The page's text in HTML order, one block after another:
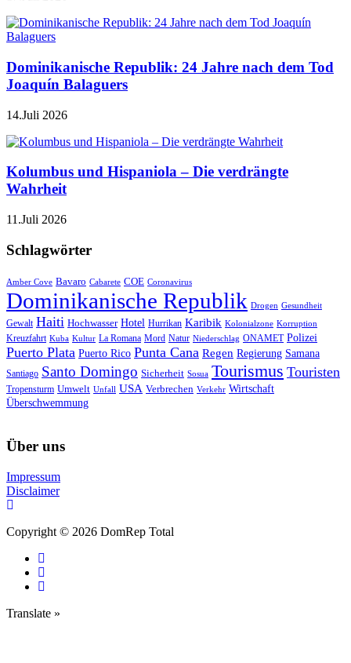
Dominikanische Republik: 24 Jahre nach dem Tod
Joaquín Balaguers
14.Juli 2026
Kolumbus und Hispaniola – Die verdrängte
Wahrheit
11.Juli 2026
Schlagwörter
Amber Cove Bavaro Cabarete COE Coronavirus
Dominikanische Republik Drogen Gesundheit
Gewalt Haiti Hochwasser Hotel Hurrikan Karibik Kolonialzone Korruption
Kreuzfahrt Kuba Kultur La Romana Mord Natur Niederschlag ONAMET Polizei
Puerto Plata Puerto Rico Punta Cana Regen Regierung Samana
Santiago Santo Domingo Sicherheit Sosua Tourismus Touristen
Tropensturm Umwelt Unfall USA Verbrechen Verkehr Wirtschaft
Überschwemmung
Über uns
Impressum
Disclaimer
Copyright © 2026 DomRep Total
Translate »